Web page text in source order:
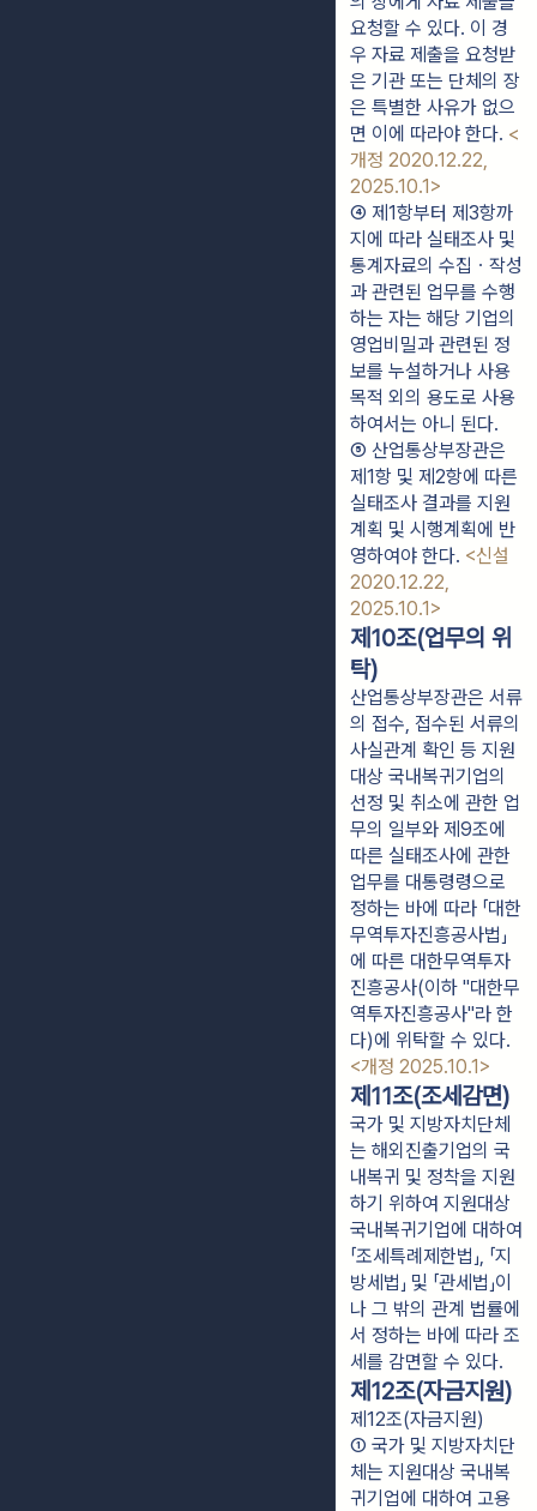
요청할 수 있다. 이 경
우 자료 제출을 요청받
은 기관 또는 단체의 장
은 특별한 사유가 없으
면 이에 따라야 한다. <
개정 2020.12.22,
2025.10.1>
④ 제1항부터 제3항까
지에 따라 실태조사 및
통계자료의 수집ㆍ작성
과 관련된 업무를 수행
하는 자는 해당 기업의
영업비밀과 관련된 정
보를 누설하거나 사용
목적 외의 용도로 사용
하여서는 아니 된다.
⑤ 산업통상부장관은
제1항 및 제2항에 따른
실태조사 결과를 지원
계획 및 시행계획에 반
영하여야 한다. <신설
2020.12.22,
2025.10.1>
제10조(업무의 위
탁)
산업통상부장관은 서류
의 접수, 접수된 서류의
사실관계 확인 등 지원
대상 국내복귀기업의
선정 및 취소에 관한 업
무의 일부와 제9조에
따른 실태조사에 관한
업무를 대통령령으로
정하는 바에 따라 「대한
무역투자진흥공사법」
에 따른 대한무역투자
진흥공사(이하 "대한무
역투자진흥공사"라 한
다)에 위탁할 수 있다.
<개정 2025.10.1>
제11조(조세감면)
국가 및 지방자치단체
는 해외진출기업의 국
내복귀 및 정착을 지원
하기 위하여 지원대상
국내복귀기업에 대하여
「조세특례제한법」, 「지
방세법」 및 「관세법」이
나 그 밖의 관계 법률에
서 정하는 바에 따라 조
세를 감면할 수 있다.
제12조(자금지원)
제12조(자금지원)
① 국가 및 지방자치단
체는 지원대상 국내복
귀기업에 대하여 고용